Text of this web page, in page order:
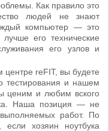
Как правило это
людей не знают
компьютер — это
его технические
его узлов и
reFIT, вы будете
тестирования и нашем
ценим и любим вского
Наша позиция — не
работ. По
хозяин ноутбука